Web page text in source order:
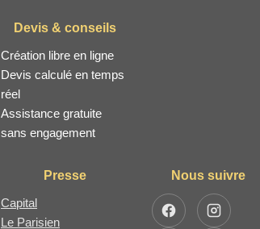
Devis & conseils
Création libre en ligne
Devis calculé en temps
réel
Assistance gratuite
sans engagement
Presse
Capital
Le Parisien
Nous suivre
FacebookInstagram